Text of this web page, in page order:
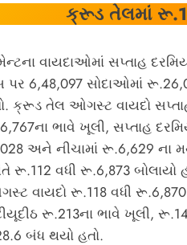
ક્રૂડ તેલમાં
વાયદાઓમાં સપ્તાહ
6,48,097 સોદાઓમાં
ક્રૂડ તેલ ઓગસ્ટ વાયદો
ભાવે ખૂલી, સપ્તાહ
અને નીચામાં રૂ.6,629 ના
રૂ.112 વધી રૂ.6,873 બોલાયો
વાયદો રૂ.118 વધી
રૂ.213ના ભાવે ખૂલી,
બંધ થયો હતો.